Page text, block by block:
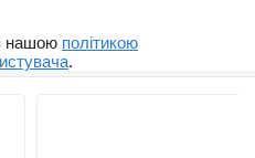
нашою політикою
.